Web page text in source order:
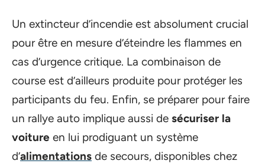
Un extincteur d’incendie est absolument crucial
pour être en mesure d’éteindre les flammes en
cas d’urgence critique. La combinaison de
course est d’ailleurs produite pour protéger les
participants du feu. Enfin, se préparer pour faire
un rallye auto implique aussi de sécuriser la
voiture en lui prodiguant un système
d’alimentations de secours, disponibles chez